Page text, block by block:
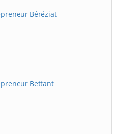
Béréziat
Bettant